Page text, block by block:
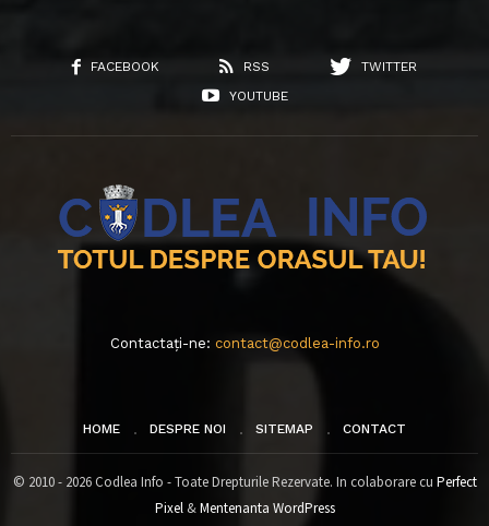
FACEBOOK RSS
TWITTER
YOUTUBE
Contactați-ne: contact@codlea-info.ro
HOME DESPRE NOI SITEMAP CONTACT
© 2010 - 2026 Codlea Info - Toate Drepturile Rezervate. In colaborare cu Perfect
Pixel&Mentenanta WordPress